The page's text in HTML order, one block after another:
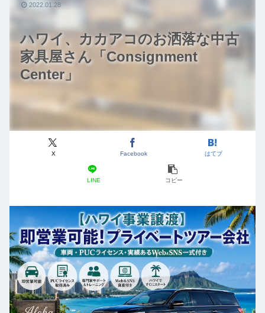
ハワイ、カカアコのお洒落な中古
家具屋さん「Consignment
Center」
X Facebook はてブ
LINE コピー
2022.01.28